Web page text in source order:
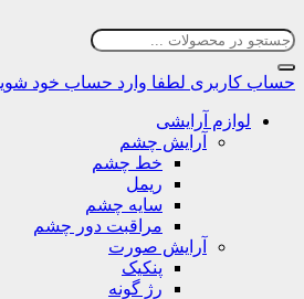
حساب کاربری لطفا وارد حساب خود
لوازم آرایشی
آرایش چشم
خط چشم
ریمل
سایه چشم
مراقبت دور چشم
آرایش صورت
پنکیک
رژ گونه